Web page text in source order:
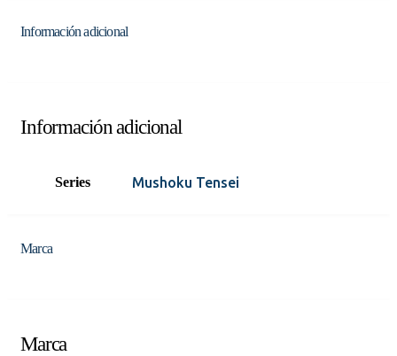
Información adicional
Información adicional
Series Mushoku Tensei
Marca
Marca